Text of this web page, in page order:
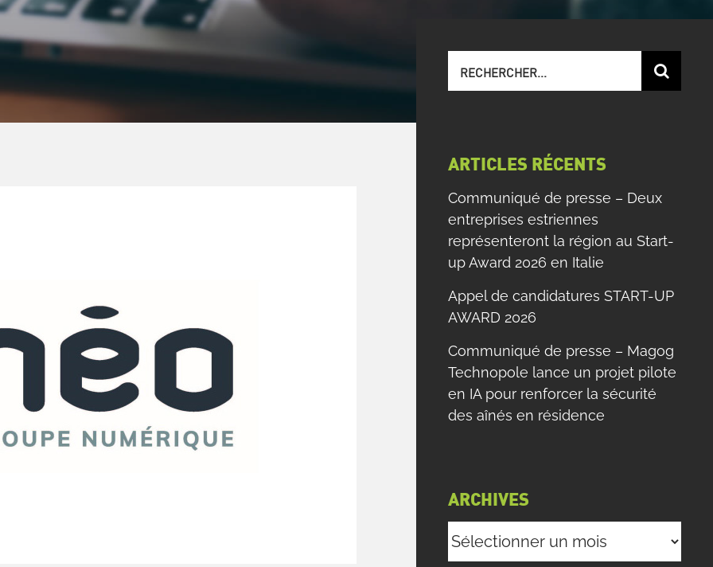
sur
ARTICLES RÉCENTS
Communiqué de presse – Deux
entreprises estriennes
représenteront la région au Start-
up Award 2026 en Italie
Appel de candidatures START-UP
AWARD 2026
Communiqué de presse – Magog
Technopole lance un projet pilote
en IA pour renforcer la sécurité
des aînés en résidence
ARCHIVES
Archives